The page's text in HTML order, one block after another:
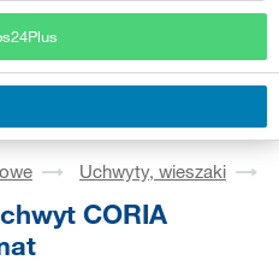
Uchwyty, wieszaki
CORIA